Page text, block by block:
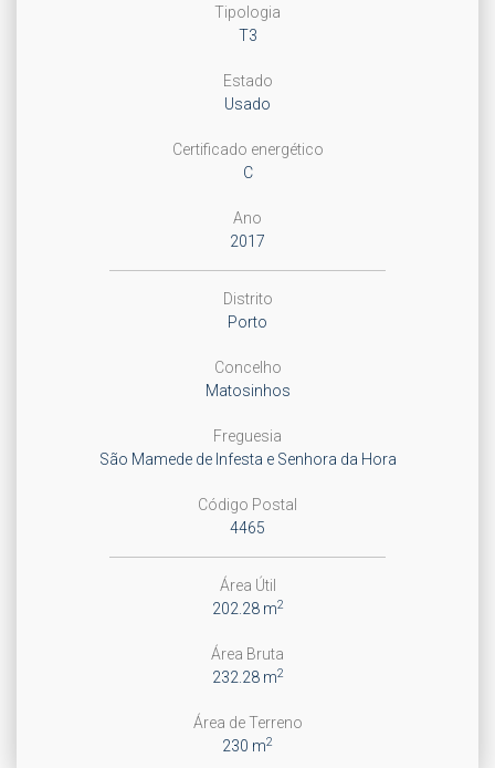
Tipologia
T3
Estado
Usado
Certificado energético
C
Ano
2017
Distrito
Porto
Concelho
Matosinhos
Freguesia
São Mamede de Infesta e Senhora da Hora
Código Postal
4465
Área Útil
202.28 m2
Área Bruta
232.28 m2
Área de Terreno
230 m2